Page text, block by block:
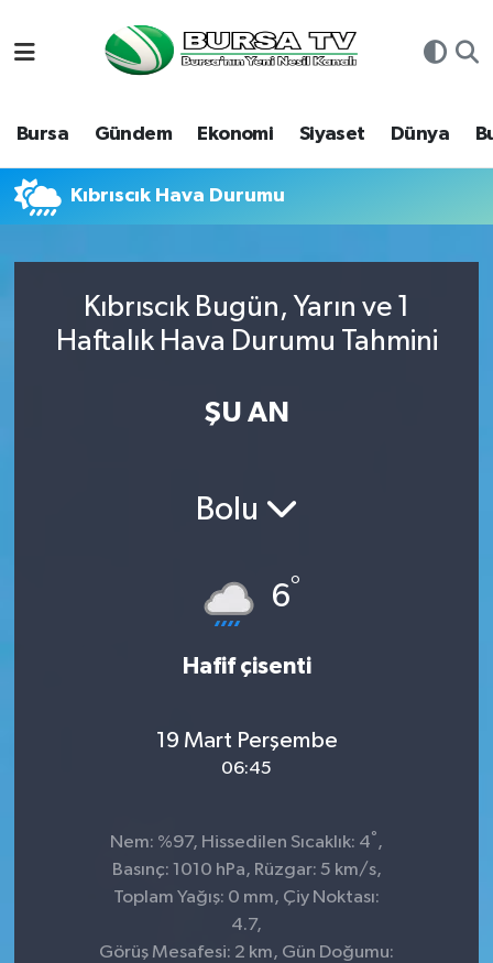
Bursa Gündem Ekonomi Siyaset Dünya
Kıbrıscık Hava Durumu
Kıbrıscık Bugün, Yarın ve 1
Haftalık Hava Durumu Tahmini
ŞU AN
Bolu
6°
Hafif çisenti
19 Mart Perşembe
06:45
Nem: %97, Hissedilen Sıcaklık: 4° ,
Basınç: 1010 hPa, Rüzgar: 5 km/s,
Toplam Yağış: 0 mm, Çiy Noktası:
4.7,
Görüş Mesafesi: 2 km, Gün Doğumu:
Bursa
Dünya
Ekonomi
Hava Durumu
Namaz Vakitleri
Süper Lig Puan Durumu ve Fikstür
Son Dakika Haberleri